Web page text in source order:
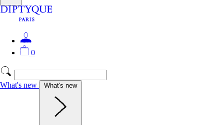
0
What's new What's new